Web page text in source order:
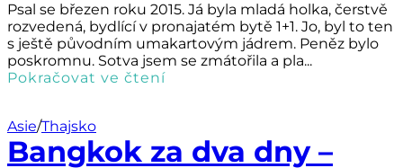
Psal se březen roku 2015. Já byla mladá holka, čerstvě
rozvedená, bydlící v pronajatém bytě 1+1. Jo, byl to ten
s ještě původním umakartovým jádrem. Peněz bylo
poskromnu. Sotva jsem se zmátořila a pla...
Pokračovat ve čtení
Asie/Thajsko
Bangkok za dva dny –